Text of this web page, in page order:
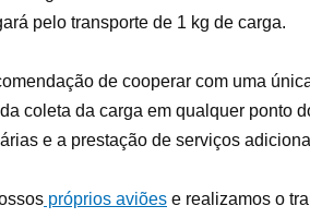
pelo transporte de 1 kg de carga.
de cooperar com uma
coleta da carga em qualquer ponto
e a prestação de serviços
próprios aviões e realizamos o